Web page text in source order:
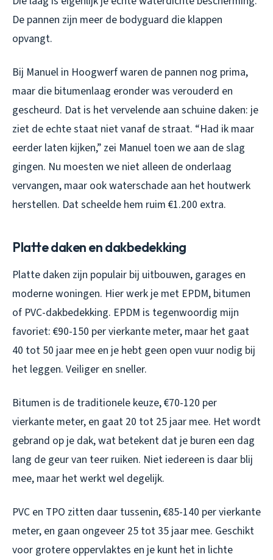
De pannen zijn meer de bodyguard die klappen
opvangt.
Bij Manuel in Hoogwerf waren de pannen nog prima,
maar die bitumenlaag eronder was verouderd en
gescheurd. Dat is het vervelende aan schuine daken: je
ziet de echte staat niet vanaf de straat. “Had ik maar
eerder laten kijken,” zei Manuel toen we aan de slag
gingen. Nu moesten we niet alleen de onderlaag
vervangen, maar ook waterschade aan het houtwerk
herstellen. Dat scheelde hem ruim €1.200 extra.
Platte daken en dakbedekking
Platte daken zijn populair bij uitbouwen, garages en
moderne woningen. Hier werk je met EPDM, bitumen
of PVC-dakbedekking. EPDM is tegenwoordig mijn
favoriet: €90-150 per vierkante meter, maar het gaat
40 tot 50 jaar mee en je hebt geen open vuur nodig bij
het leggen. Veiliger en sneller.
Bitumen is de traditionele keuze, €70-120 per
vierkante meter, en gaat 20 tot 25 jaar mee. Het wordt
gebrand op je dak, wat betekent dat je buren een dag
lang de geur van teer ruiken. Niet iedereen is daar blij
mee, maar het werkt wel degelijk.
PVC en TPO zitten daar tussenin, €85-140 per vierkante
meter, en gaan ongeveer 25 tot 35 jaar mee. Geschikt
voor grotere oppervlaktes en je kunt het in lichte